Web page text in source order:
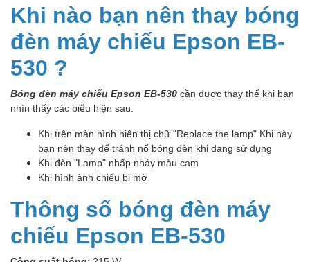
Khi nào bạn nên thay bóng
đèn máy chiếu Epson EB-
530 ?
Bóng đèn máy chiếu Epson EB-530 cần được thay thế khi bạn
nhìn thấy các biểu hiện sau:
Khi trên màn hình hiển thị chữ "Replace the lamp" Khi này
bạn nên thay để tránh nổ bóng đèn khi đang sử dụng
Khi đèn "Lamp" nhấp nháy màu cam
Khi hình ảnh chiếu bị mờ
Thông số bóng đèn máy
chiếu Epson EB-530